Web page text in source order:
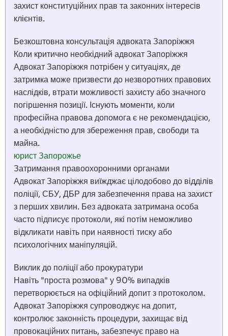
захист конституційних прав та законних інтересів
клієнтів.
Безкоштовна консультація адвоката Запоріжжя
Коли критично необхідний адвокат Запоріжжя
Адвокат Запоріжжя потрібен у ситуаціях, де
затримка може призвести до незворотних правових
наслідків, втрати можливості захисту або значного
погіршення позиції. Існують моменти, коли
професійна правова допомога є не рекомендацією,
а необхідністю для збереження прав, свободи та
майна.
юрист Запорожье
Затримання правоохоронними органами
Адвокат Запоріжжя виїжджає цілодобово до відділів
поліції, СБУ, ДБР для забезпечення права на захист
з перших хвилин. Без адвоката затримана особа
часто підписує протоколи, які потім неможливо
відкликати навіть при наявності тиску або
психологічних маніпуляцій.
Виклик до поліції або прокуратури
Навіть "проста розмова" у 90% випадків
перетворюється на офіційний допит з протоколом.
Адвокат Запоріжжя супроводжує на допит,
контролює законність процедури, захищає від
провокаційних питань, забезпечує право на